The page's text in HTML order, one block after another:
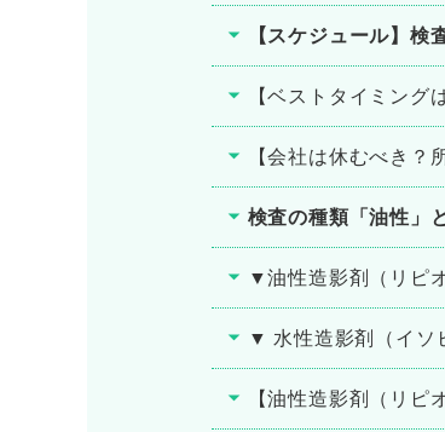
【スケジュール】検
【ベストタイミング
【会社は休むべき？
検査の種類「油性」
▼油性造影剤（リピ
▼ 水性造影剤（イソ
【油性造影剤（リピ